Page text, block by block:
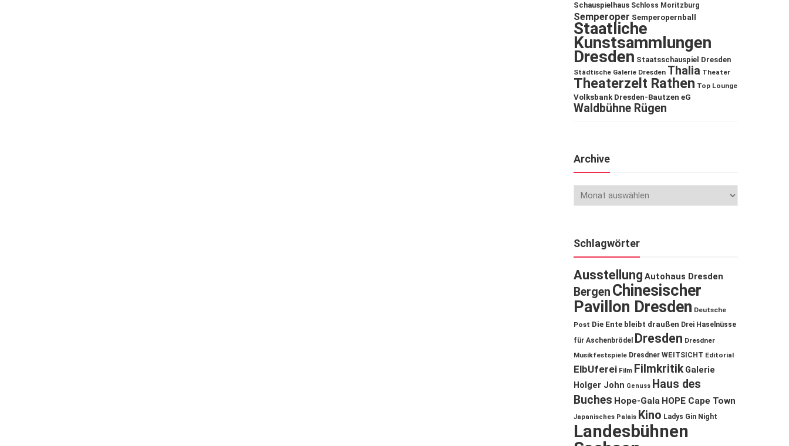
Schauspielhaus Schloss Moritzburg
Semperoper Semperopernball
Staatliche
Kunstsammlungen
Dresden Staatsschauspiel Dresden
Städtische Galerie Dresden Thalia Theater
Theaterzelt Rathen Top Lounge
Volksbank Dresden-Bautzen eG
Waldbühne Rügen
Archive
Schlagwörter
Ausstellung Autohaus Dresden
Bergen Chinesischer
Pavillon Dresden Deutsche
Post Die Ente bleibt draußen Drei Haselnüsse
für Aschenbrödel
Dresden Dresdner
Musikfestspiele Dresdner WEITSICHT Editorial
ElbUferei Film Filmkritik Galerie
Holger John Genuss Haus des
Buches Hope-Gala HOPE Cape Town
Japanisches Palais Kino Ladys Gin Night
Landesbühnen